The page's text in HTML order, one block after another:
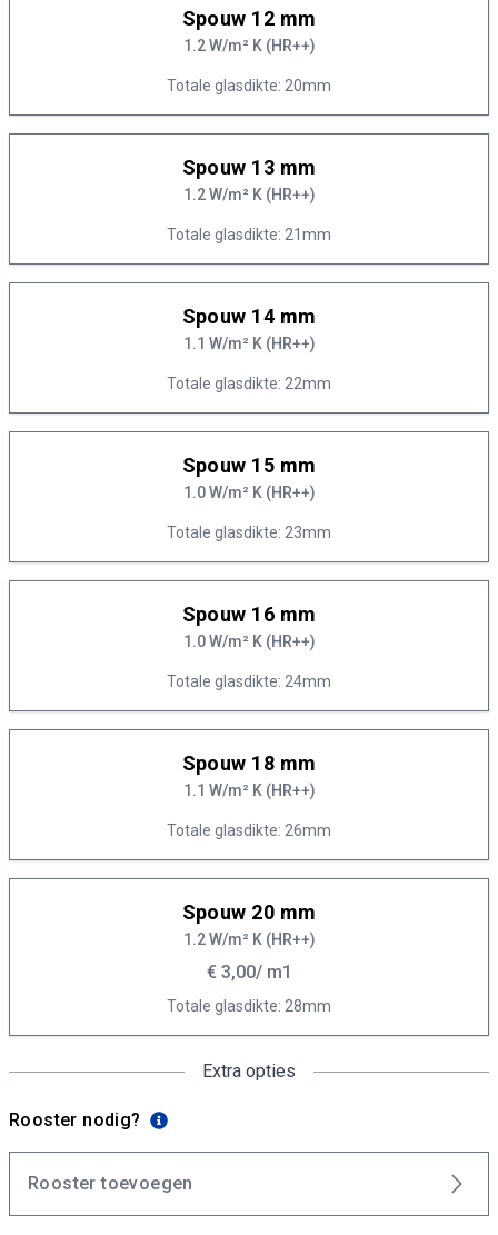
Spouw 12 mm
1.2 W/m² K (HR++)
Totale glasdikte: 20mm
Spouw 13 mm
1.2 W/m² K (HR++)
Totale glasdikte: 21mm
Spouw 14 mm
1.1 W/m² K (HR++)
Totale glasdikte: 22mm
Spouw 15 mm
1.0 W/m² K (HR++)
Totale glasdikte: 23mm
Spouw 16 mm
1.0 W/m² K (HR++)
Totale glasdikte: 24mm
Spouw 18 mm
1.1 W/m² K (HR++)
Totale glasdikte: 26mm
Spouw 20 mm
1.2 W/m² K (HR++)
€ 3,00/ m1
Totale glasdikte: 28mm
Extra opties
Rooster nodig?
Rooster toevoegen